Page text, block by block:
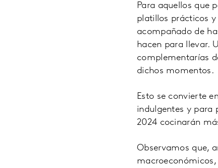
Para aquellos que
platillos prácticos
acompañado de
hacen para llevar.
complementarías
dichos momentos.
Esto se convierte
indulgentes y para
2024 cocinarán
Observamos que,